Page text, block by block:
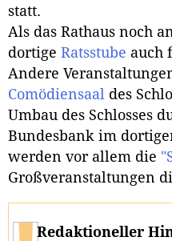
statt.
Als das Rathaus noch
dortige Ratsstube auch
Andere
Comödiensaal des
Umbau des Schlosses
Bundesbank im
werden vor allem die
Großveranstaltungen
Redaktioneller